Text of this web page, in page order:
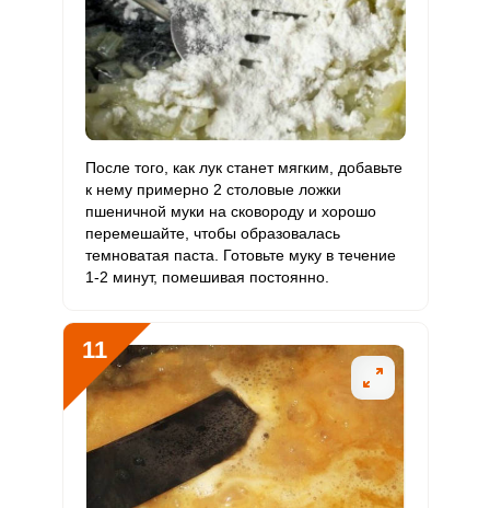
После того, как лук станет мягким, добавьте
к нему примерно 2 столовые ложки
пшеничной муки на сковороду и хорошо
перемешайте, чтобы образовалась
темноватая паста. Готовьте муку в течение
1-2 минут, помешивая постоянно.
11
Запомнить меня
ЕЩЕ НЕ ЗАРЕГИСТРИРОВАННЫ?
Забыли пароль?
Возьмите 1 луковицу и мелко её нарежьте.
Отправляя эту форму, вы соглашаетесь с Правилами сайта
Политикой конфиденциальности, Политикой обработки
персональных данныхиПользовательским соглашением
ОТПРАВИТЬ СООБЩЕНИЕ